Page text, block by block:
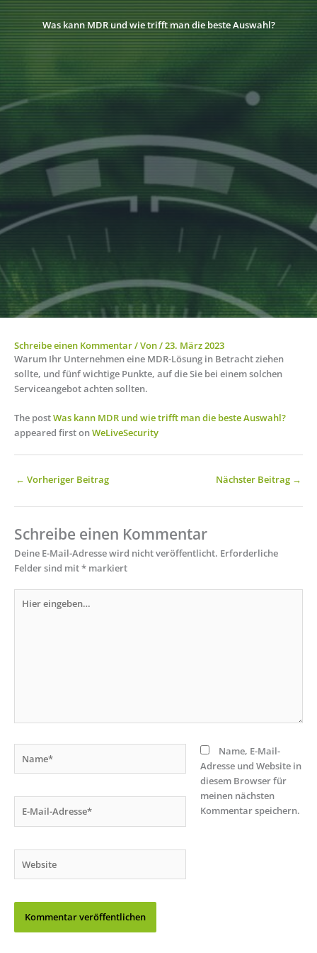
Was kann MDR und wie trifft man die beste Auswahl?
Schreibe einen Kommentar/ Von/23. März 2023
Warum Ihr Unternehmen eine MDR-Lösung in Betracht ziehen
sollte, und fünf wichtige Punkte, auf die Sie bei einem solchen
Serviceangebot achten sollten.
The postWas kann MDR und wie trifft man die beste Auswahl?
appeared first onWeLiveSecurity
← Vorheriger Beitrag Nächster Beitrag →
Schreibe einen Kommentar
Deine E-Mail-Adresse wird nicht veröffentlicht. Erforderliche
Felder sind mit* markiert
eingeben…
Mail-
Name, E-Mail-
Adresse und Website in
diesem Browser für
meinen nächsten
Kommentar speichern.